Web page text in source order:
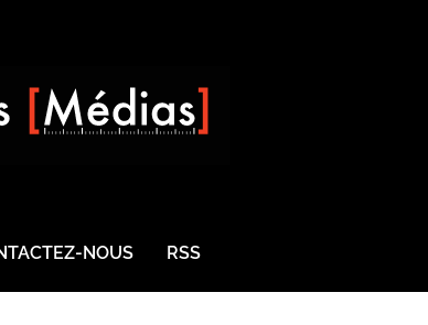
NOUS RSS